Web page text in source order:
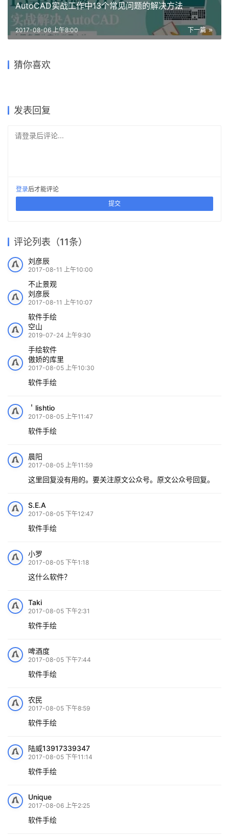
AutoCAD实战工作中13个常见问题的解决方法
下一篇
2017-08-06 上午8:00
猜你喜欢
手绘风第二期 | 剖透表现
他画了10年建筑手绘，希望用
用画笔致敬那些被拆除的经
发表回复
请登录后评论...
登录后才能评论
提交
评论列表（11条）
刘彦辰
2017-08-11 上午10:00
不止景观
刘彦辰
2017-08-11 上午10:07
软件手绘
空山
2019-07-24 上午9:30
手绘软件
傲娇的库里
2017-08-05 上午10:30
软件手绘
＇lishtio
2017-08-05 上午11:47
软件手绘
晨阳
2017-08-05 上午11:59
这里回复没有用的。要关注原文公众号。原文公众号回复。
S.E.A
2017-08-05 下午12:47
软件手绘
小罗
2017-08-05 下午1:18
这什么软件？
Taki
2017-08-05 下午2:31
软件手绘
啤酒度
2017-08-05 下午7:44
软件手绘
农民
2017-08-05 下午8:59
软件手绘
陆威13917339347
2017-08-05 下午11:14
软件手绘
Unique
2017-08-06 上午2:25
软件手绘